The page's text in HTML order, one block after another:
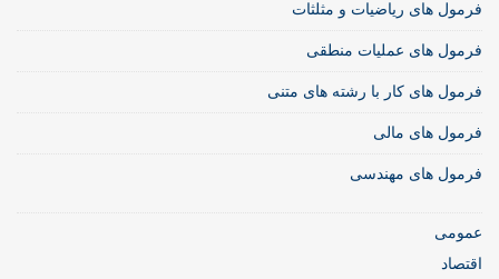
فرمول های ریاضیات و مثلثات
فرمول های عملیات منطقی
فرمول های کار با رشته های متنی
فرمول های مالی
فرمول های مهندسی
عمومی
اقتصاد